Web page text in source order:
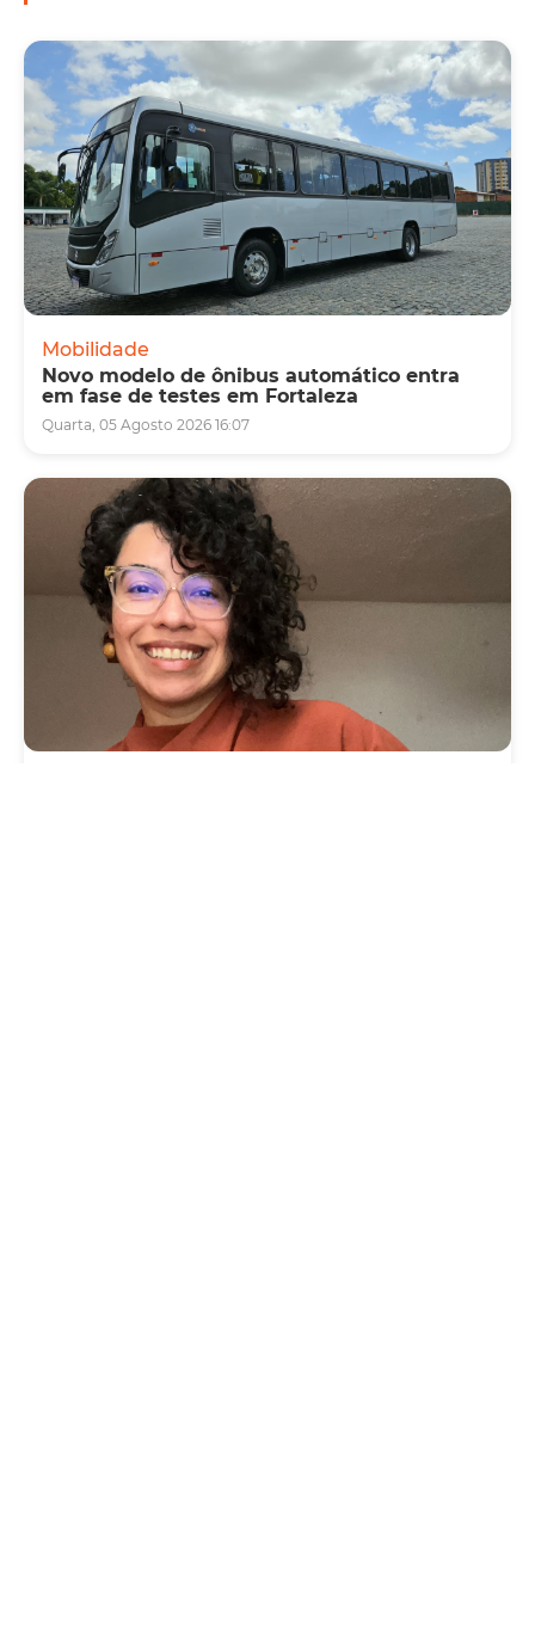
Mobilidade
Novo modelo de ônibus automático entra
em fase de testes em Fortaleza
Quarta, 05 Agosto 2026 16:07